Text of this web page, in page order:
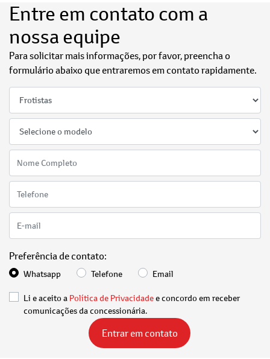
Entre em contato com a
nossa equipe
Para solicitar mais informações, por favor, preencha o
formulário abaixo que entraremos em contato rapidamente.
Preferência de contato:
Whatsapp Telefone Email
Li e aceito a Política de Privacidadee concordo em receber
comunicações da concessionária.
Entrar em contato